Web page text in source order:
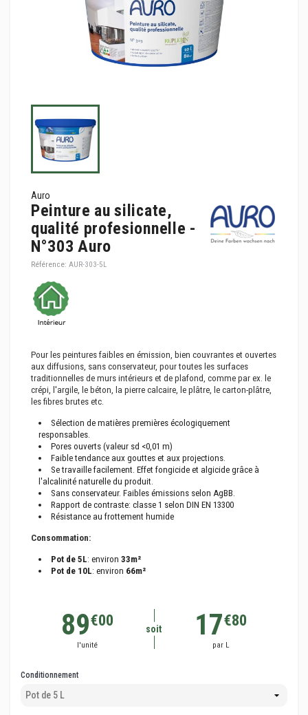
Auro
Peinture au silicate,
qualité profesionnelle -
N°303 Auro
Référence: AUR-303-5L
Pour les peintures faibles en émission, bien couvrantes et ouvertes
aux diffusions, sans conservateur, pour toutes les surfaces
traditionnelles de murs intérieurs et de plafond, comme par ex. le
crépi, l'argile, le béton, la pierre calcaire, le plâtre, le carton-plâtre,
les fibres brutes etc.
Sélection de matières premières écologiquement
responsables.
Pores ouverts (valeur sd <0,01 m)
Faible tendance aux gouttes et aux projections.
Se travaille facilement. Effet fongicide et algicide grâce à
l'alcalinité naturelle du produit.
Sans conservateur. Faibles émissions selon AgBB.
Rapport de contraste: classe 1 selon DIN EN 13300
Résistance au frottement humide
Consommation:
Pot de 5L: environ 33m²
Pot de 10L: environ 66m²
soit
89€00
l'unité
17€80
par L
Conditionnement